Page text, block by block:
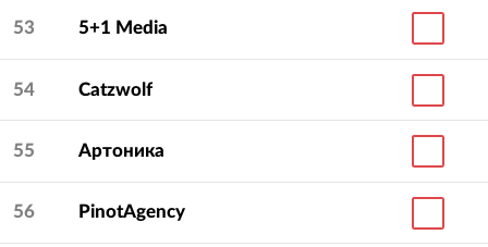
53 5+1 Media
54 Catzwolf
55 Артоника
56 PinotAgency